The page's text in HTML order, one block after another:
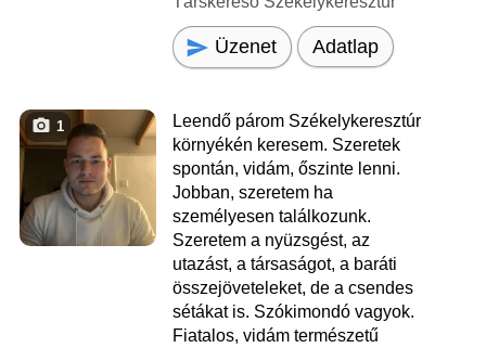
Üzenet Adatlap
1
Leendő párom Székelykeresztúr
környékén keresem. Szeretek
spontán, vidám, őszinte lenni.
Jobban, szeretem ha
személyesen találkozunk.
Szeretem a nyüzsgést, az
utazást, a társaságot, a baráti
összejöveteleket, de a csendes
sétákat is. Szókimondó vagyok.
Fiatalos, vidám természetű